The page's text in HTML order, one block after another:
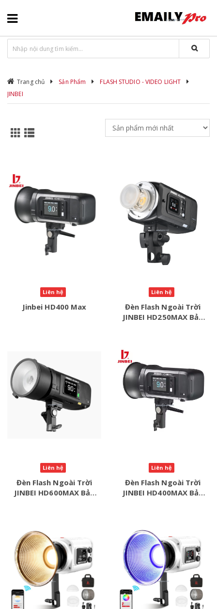
Trang chủ Sản Phẩm
FLASH STUDIO - VIDEO LIGHT
JINBEI
Liên hệ
Jinbei HD400 Max
Liên hệ
Đèn Flash Ngoài Trời
JINBEI HD250MAX Bản
Liên hệ
Đèn Flash Ngoài Trời
JINBEI HD600MAX Bản
Liên hệ
Đèn Flash Ngoài Trời
JINBEI HD400MAX Bản